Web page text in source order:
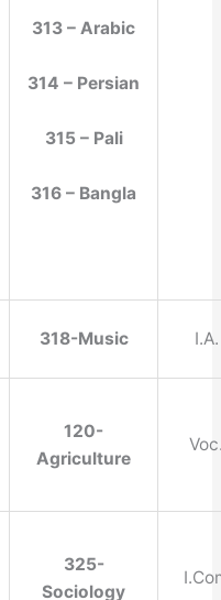
313 – Arabic
314 – Persian
315 – Pali
316 – Bangla
318-Music I.A.
120-
Agriculture
325-
Sociology